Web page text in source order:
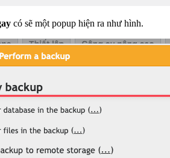
có sẽ một popup hiện ra như hình.